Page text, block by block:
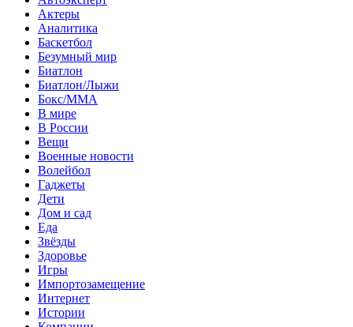
Актеры
Аналитика
Баскетбол
Безумный мир
Биатлон
Биатлон/Лыжи
Бокс/MMA
В мире
В России
Вещи
Военные новости
Волейбол
Гаджеты
Дети
Дом и сад
Еда
Звёзды
Здоровье
Игры
Импортозамещение
Интернет
Истории